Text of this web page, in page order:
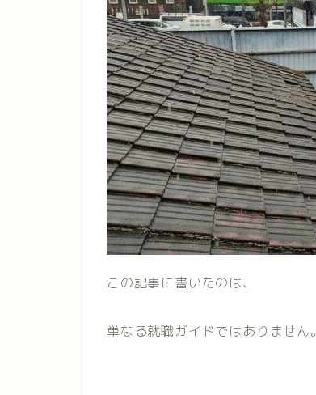
この記事に書いたのは、
単なる就職ガイドではありません。